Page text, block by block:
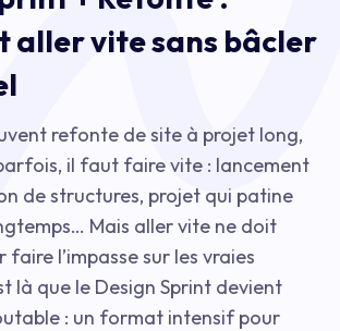
aller vite sans bâcler
refonte de site à projet long,
il faut faire vite : lancement
de structures, projet qui patine
Mais aller vite ne doit
l’impasse sur les vraies
là que le Design Sprint devient
: un format intensif pour